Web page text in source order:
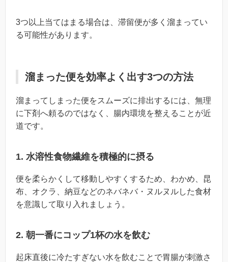
3つ以上当てはまる場合は、滞留便が多く溜まってい
る可能性があります。
溜まった便を効率よく出す3つの方法
溜まってしまった便をスムーズに排出するには、無理
に下剤へ頼るのではなく、腸内環境を整えることが近
道です。
1. 水溶性食物繊維を積極的に摂る
便を柔らかくして移動しやすくするため、わかめ、昆
布、オクラ、納豆などのネバネバ・ヌルヌルした食材
を意識して取り入れましょう。
2. 朝一番にコップ1杯の水を飲む
起床直後に冷たすぎない水を飲むことで胃腸が刺激さ